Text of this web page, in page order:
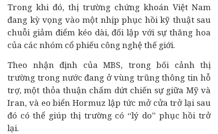
Trong khi đó, thị trường chứng khoán Việt Nam
đang kỳ vọng vào một nhịp phục hồi kỹ thuật sau
chuỗi giảm điểm kéo dài, đối lập với sự thăng hoa
của các nhóm cổ phiếu công nghệ thế giới.
Theo nhận định của MBS, trong bối cảnh thị
trường trong nước đang ở vùng trũng thông tin hỗ
trợ, một thỏa thuận chấm dứt chiến sự giữa Mỹ và
Iran, và eo biển Hormuz lập tức mở cửa trở lại sau
đó có thể giúp thị trường có “lý do” phục hồi trở
lại.